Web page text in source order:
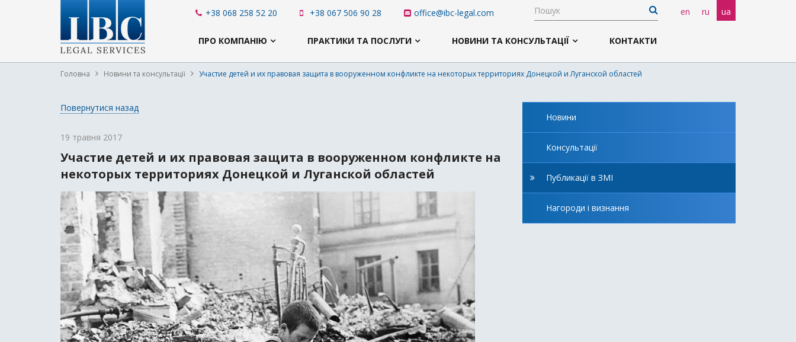
+38 068 258 52 20 +38 067 506 90 28 office@ibc-legal.com en ru ua
ПРО КОМПАНІЮ ПРАКТИКИ ТА ПОСЛУГИ НОВИНИ ТА КОНСУЛЬТАЦІЇ КОНТАКТИ
Головна Новини та консультації Участие детей и их правовая защита в вооруженном конфликте на некоторых территориях Донецкой и Луганской областей
Повернутися назад
19 травня 2017
Участие детей и их правовая защита в вооруженном конфликте на
некоторых территориях Донецкой и Луганской областей
Новини
Консультації
Публикації в ЗМІ
Нагороди і визнання